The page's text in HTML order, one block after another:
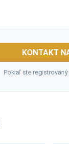
KONTAKT
Pokiaľ ste